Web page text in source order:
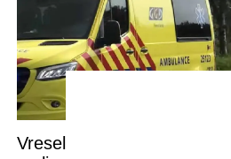
Vreselijk ongeval in Walibi